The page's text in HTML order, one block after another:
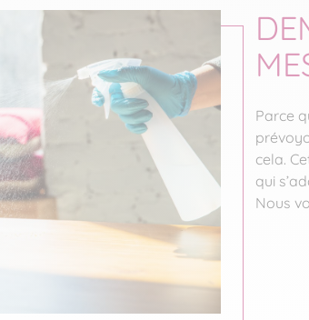
Parce
cela.
qui
Nous